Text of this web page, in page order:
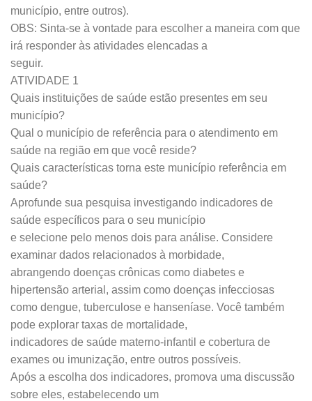
município, entre outros).
OBS: Sinta-se à vontade para escolher a maneira com que
irá responder às atividades elencadas a
seguir.
ATIVIDADE 1
Quais instituições de saúde estão presentes em seu
município?
Qual o município de referência para o atendimento em
saúde na região em que você reside?
Quais características torna este município referência em
saúde?
Aprofunde sua pesquisa investigando indicadores de
saúde específicos para o seu município
e selecione pelo menos dois para análise. Considere
examinar dados relacionados à morbidade,
abrangendo doenças crônicas como diabetes e
hipertensão arterial, assim como doenças infecciosas
como dengue, tuberculose e hanseníase. Você também
pode explorar taxas de mortalidade,
indicadores de saúde materno-infantil e cobertura de
exames ou imunização, entre outros possíveis.
Após a escolha dos indicadores, promova uma discussão
sobre eles, estabelecendo um